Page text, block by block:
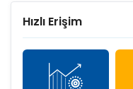
Hızlı Erişim